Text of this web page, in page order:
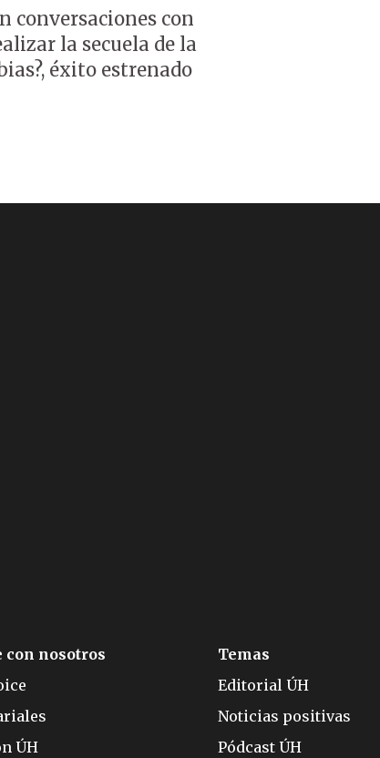
conversaciones con
la secuela de la
éxito estrenado
con nosotros
ÚH
Temas
Editorial ÚH
Noticias positivas
Pódcast ÚH